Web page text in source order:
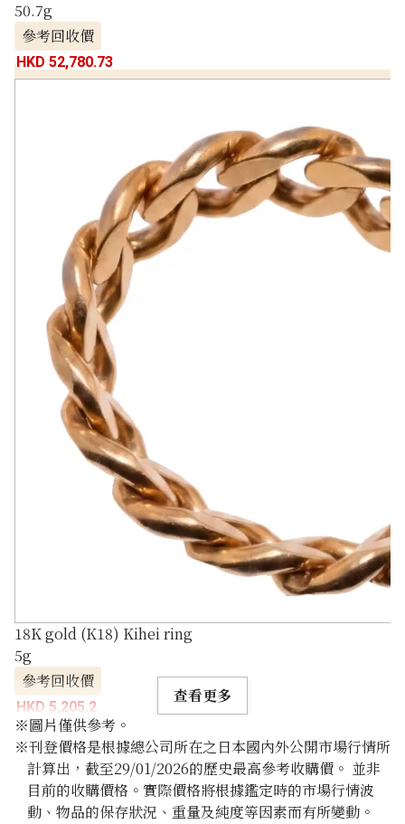
50.7g
參考回收價
HKD 52,780.73
18K gold (K18) Kihei ring
5g
參考回收價
HKD 5,205.2
查看更多
※圖片僅供參考。
※刊登價格是根據總公司所在之日本國內外公開市場行情所
計算出，截至29/01/2026的歷史最高參考收購價。 並非
目前的收購價格。實際價格將根據鑑定時的市場行情波
動、物品的保存狀況、重量及純度等因素而有所變動。